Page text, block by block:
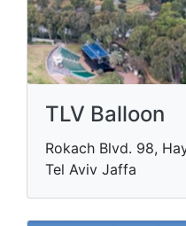
TLV Balloon
Rokach Blvd. 98,
Tel Aviv Jaffa